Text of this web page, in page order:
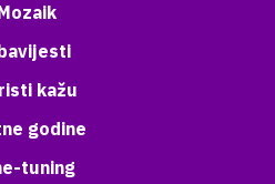
kažu
godine
tuning